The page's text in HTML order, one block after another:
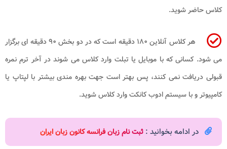
کلاس حاضر شوید.
هر کلاس آنلاین ۱۸۰ دقیقه است که در دو بخش ۹۰ دقیقه ای برگزار
می شود. کسانی که با موبایل یا تبلت وارد کلاس می شوند در آخر ترم نمره
قبولی دریافت نمی کنند، پس بهتر است جهت بهره‌ مندی بیشتر با لپتاپ یا
کامپیوتر و با سیستم ادوب کانکت وارد کلاس شوید.
در ادامه بخوانید : ثبت نام زبان فرانسه کانون زبان ایران